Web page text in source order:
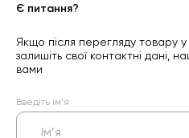
Є питання?
Якщо після перегляду товару
залишіть свої контактні дані,
вами
Введіть ім’я